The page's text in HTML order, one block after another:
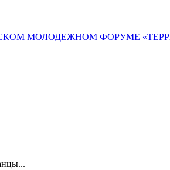
МОЛОДЕЖНОМ ФОРУМЕ